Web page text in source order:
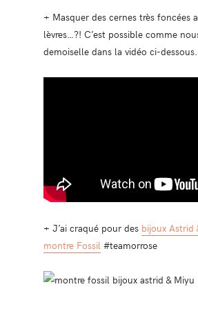
+ Masquer des cernes très foncées
lèvres…?! C’est possible comme
demoiselle dans la vidéo ci-dessous.
+ J’ai craqué pour des bijoux Astrid
montre Fossil #teamorrose